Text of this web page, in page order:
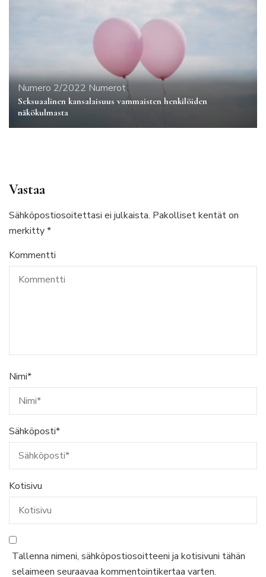
Numero 2/2022 Numerot
Seksuaalinen kansalaisuus vammaisten henkilöiden
näkökulmasta
Vastaa
Sähköpostiosoitettasi ei julkaista. Pakolliset kentät on
merkitty*
Kommentti
Nimi*
Sähköposti*
Kotisivu
Tallenna nimeni, sähköpostiosoitteeni ja kotisivuni tähän
selaimeen seuraavaa kommentointikertaa varten.